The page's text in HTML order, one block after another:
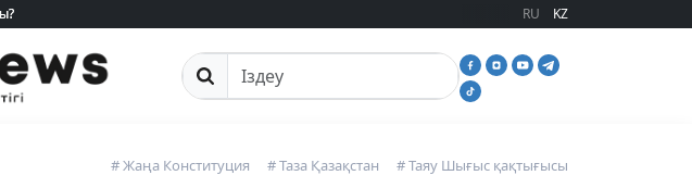
RU KZ
Сайттан іздеу
# Жаңа Конституция # Таза Қазақстан # Таяу Шығыс қақтығысы